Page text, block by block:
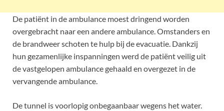
De patiënt in de ambulance moest dringend worden
overgebracht naar een andere ambulance. Omstanders en
de brandweer schoten te hulp bij de evacuatie. Dankzij
hun gezamenlijke inspanningen werd de patiënt veilig uit
de vastgelopen ambulance gehaald en overgezet in de
vervangende ambulance.
De tunnel is voorlopig onbegaanbaar wegens het water.